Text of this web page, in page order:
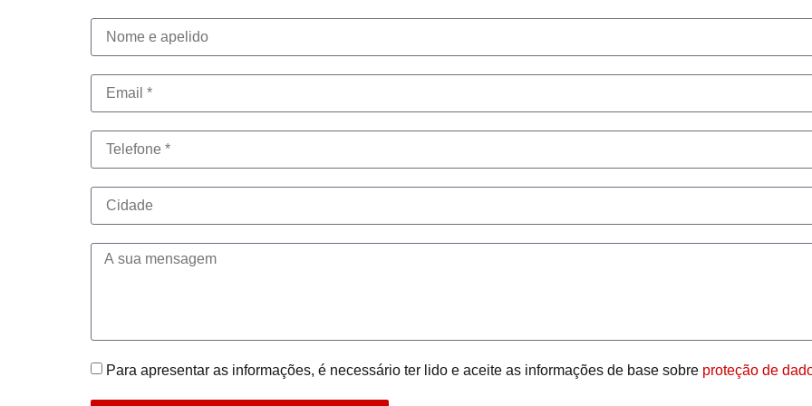
Para apresentar as informações, é necessário ter lido e aceite as informações de base sobre proteção de